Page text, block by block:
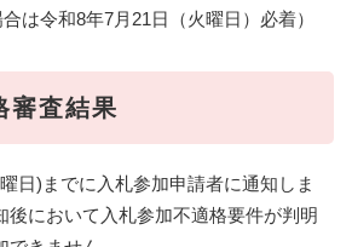
は令和8年7月21日（火曜日）必着）
審査結果
日)までに入札参加申請者に通知しま
後において入札参加不適格要件が判明